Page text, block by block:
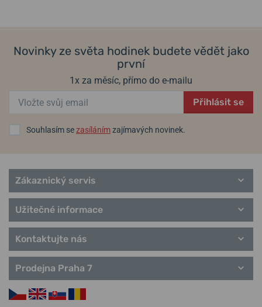
Urban Donnissima
Metropolitan Donnissima
Vintage Classic
Novinky ze světa hodinek budete vědět jako
první
1x za měsíc, přímo do e-mailu
Přihlásit se
Souhlasím sezasílánímzajímavých novinek.
Zákaznický servis
Užitečné informace
Kontaktujte nás
Prodejna Praha 7